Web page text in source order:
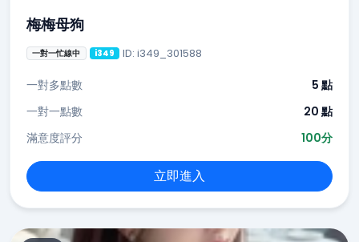
梅梅母狗
一對一忙線中 i349 ID: i349_301588
一對多點數
5 點
一對一點數
20 點
滿意度評分
100分
立即進入